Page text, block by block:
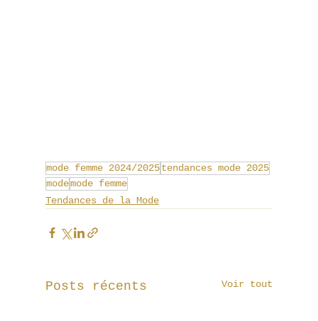
mode femme 2024/2025tendances mode 2025
modemode femme
Tendances de la Mode
Posts récents Voir tout